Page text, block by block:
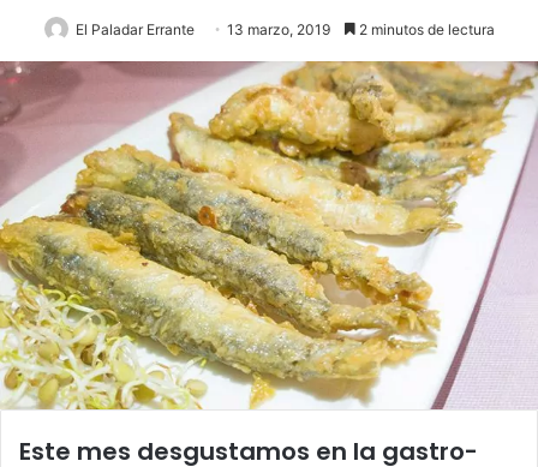
El Paladar Errante 13 marzo, 2019 2 minutos de lectura
Este mes desgustamos en la gastro-